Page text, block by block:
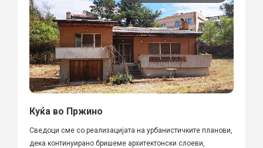
Куќа во Пржино
Сведоци сме со реализацијата на урбанистичките планови,
дека континуирано бришеме архитектонски слоеви,